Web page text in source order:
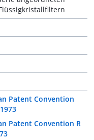
Patent Convention
Patent Convention R